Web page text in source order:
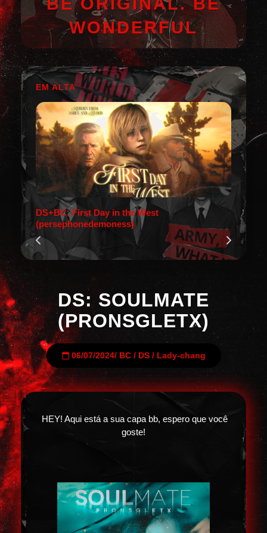
WONDERFUL
EM ALTA
DS+BC: First Day in the West
(persephonedemoness)
DS: SOULMATE
(PRONSGLETX)
06/07/2024/ BC/ DS/ Lady-chang
HEY! Aqui está a sua capa bb, espero que você
goste!